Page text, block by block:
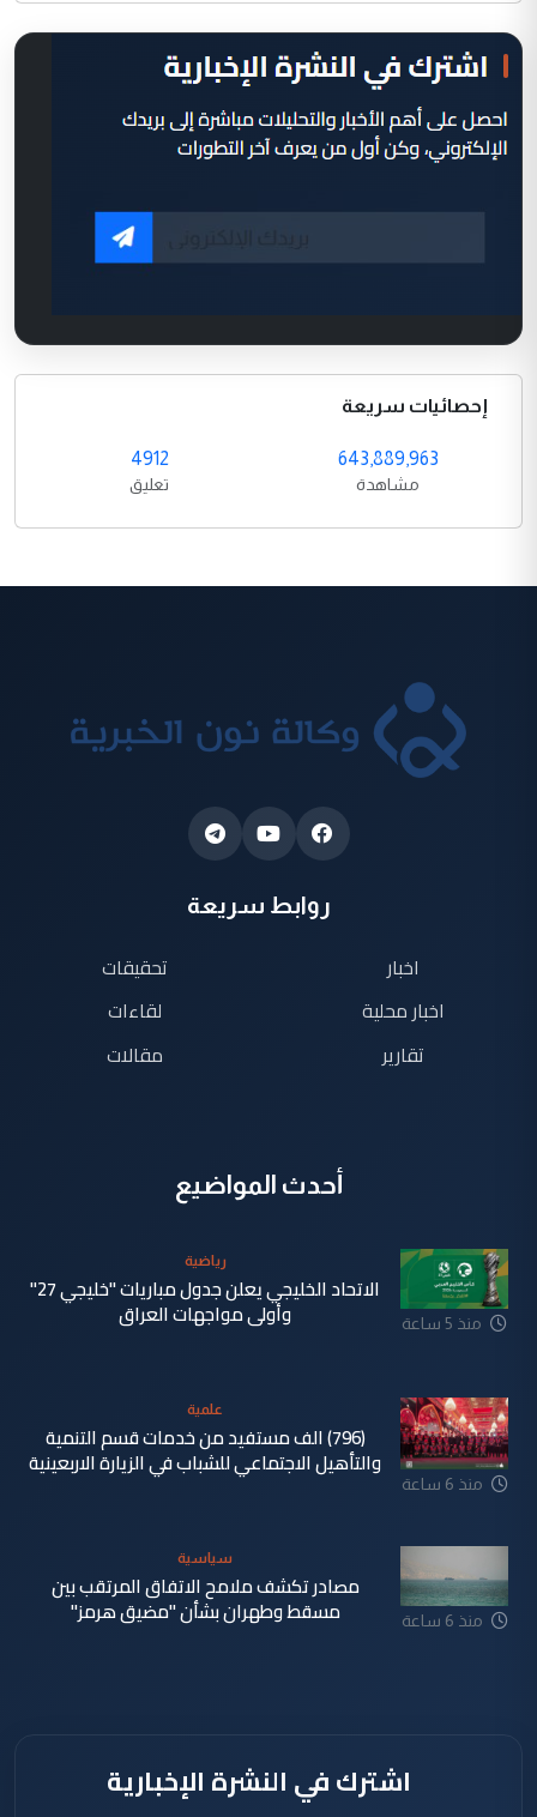
إحصائيات سريعة
643,889,963
مشاهدة
4912
تعليق
روابط سريعة
اخبار
اخبار محلية
تقارير
تحقيقات
لقاءات
مقالات
أحدث المواضيع
منذ 5 ساعة
رياضية
الاتحاد الخليجي يعلن جدول مباريات "خليجي 27"
وأولى مواجهات العراق
منذ 6 ساعة
علمية
(796) الف مستفيد من خدمات قسم التنمية
والتأهيل الاجتماعي للشباب في الزيارة الاربعينية
منذ 6 ساعة
سياسية
مصادر تكشف ملامح الاتفاق المرتقب بين
مسقط وطهران بشأن "مضيق هرمز"
اشترك في النشرة الإخبارية